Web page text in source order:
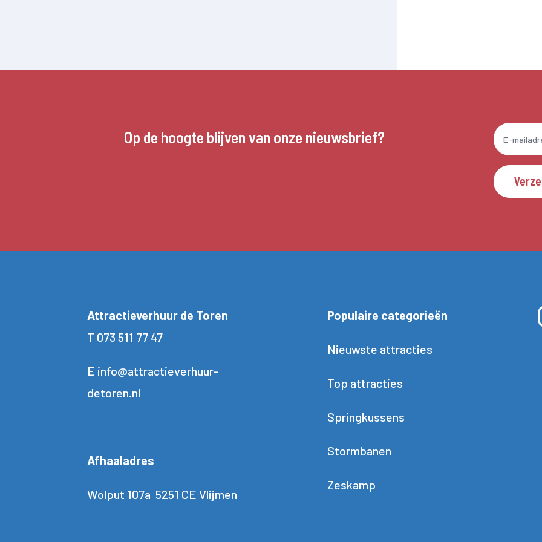
Op de hoogte blijven van onze nieuwsbrief?
Attractieverhuur de Toren
T 073 511 77 47
E info@attractieverhuur-
detoren.nl
Afhaaladres
Wolput 107a 5251 CE Vlijmen
Populaire categorieën
Nieuwste attracties
Top attracties
Springkussens
Stormbanen
Zeskamp